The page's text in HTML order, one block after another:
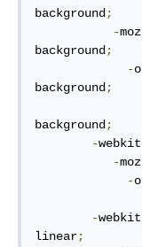
background ;
-moz
background ;
-o
background ;
background ;
-webkit
-moz
-o
-webkit
linear;